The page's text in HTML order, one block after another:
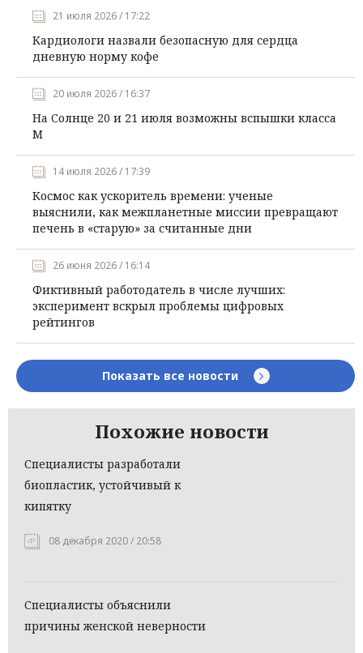
21 июля 2026 / 17:22
Кардиологи назвали безопасную для сердца
дневную норму кофе
20 июля 2026 / 16:37
На Солнце 20 и 21 июля возможны вспышки класса
М
14 июля 2026 / 17:39
Космос как ускоритель времени: ученые
выяснили, как межпланетные миссии превращают
печень в «старую» за считанные дни
26 июня 2026 / 16:14
Фиктивный работодатель в числе лучших:
эксперимент вскрыл проблемы цифровых
рейтингов
Показать все новости
Похожие новости
Специалисты разработали
биопластик, устойчивый к
кипятку
08 декабря 2020 / 20:58
Специалисты объяснили
причины женской неверности